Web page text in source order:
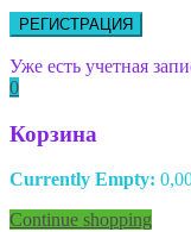
РЕГИСТРАЦИЯ
Уже есть учетная
0
Корзина
Currently Empty:
Continue shopping